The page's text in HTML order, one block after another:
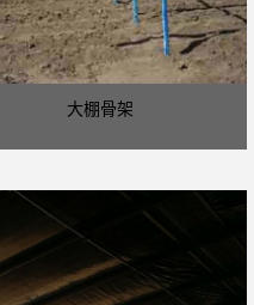
大棚骨架